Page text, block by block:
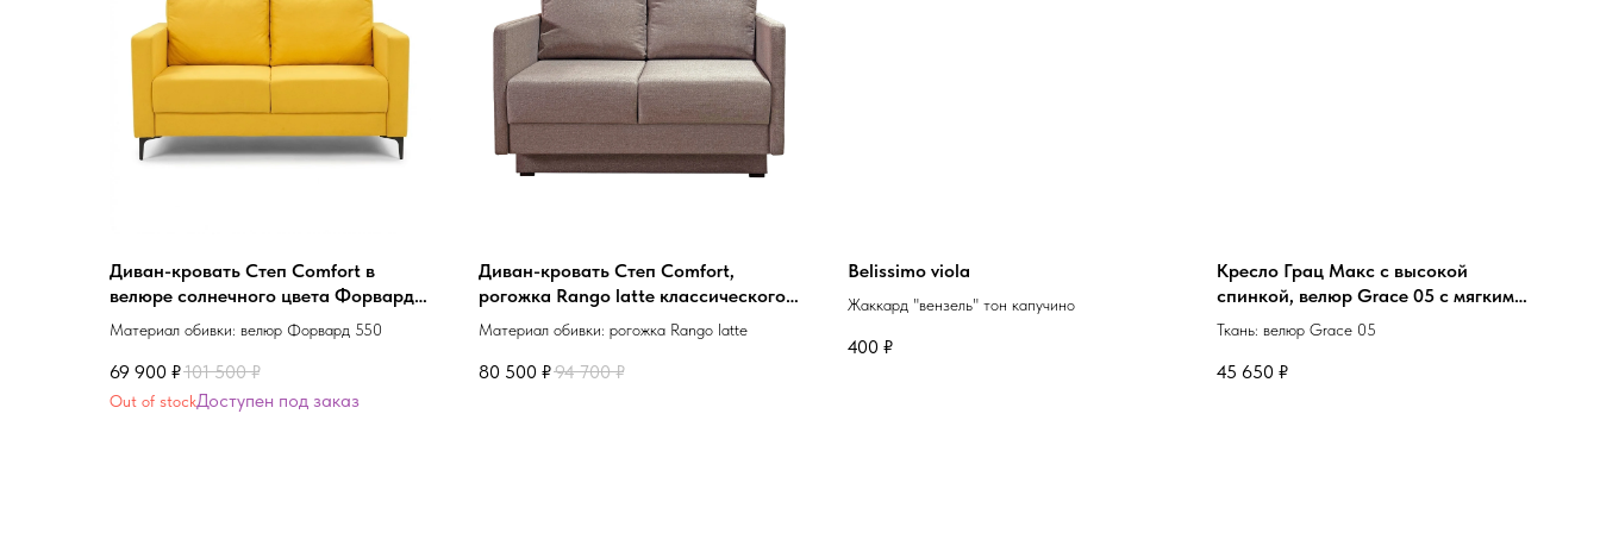
Диван-кровать Степ Comfort в
велюре солнечного цвета Форвард
550
Материал обивки: велюр Форвард 550
69 900 ₽101 500 ₽
Out of stock
Диван-кровать Степ Comfort,
рогожка Rango latte классического
плетения с фактурным рисунком,
светло-коричневого цвета
Материал обивки: рогожка Rango latte
80 500 ₽94 700 ₽
Belissimo viola
Жаккард "вензель" тон капучино
400 ₽
Кресло Грац Макс с высокой
спинкой, велюр Grace 05 с мягким
ворсом и растительным орнаментом
бледно‑сливового оттенка
Ткань: велюр Grace 05
45 650 ₽